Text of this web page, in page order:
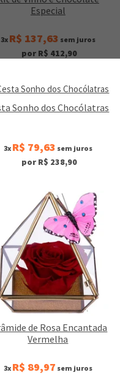
Especial
3x R$ 137,63 sem juros
por R$ 412,90
Sonho dos Chocólatras
3x R$ 79,63 sem juros
por R$ 238,90
de Rosa Encantada
Vermelha
3x R$ 89,97 sem juros